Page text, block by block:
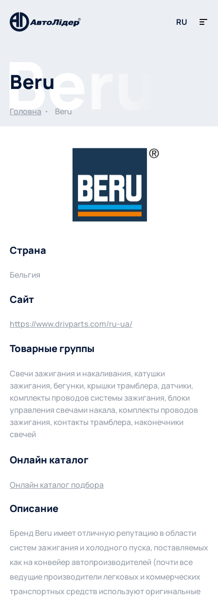
RU
Beru
Головна Beru
Страна
Бельгия
Сайт
https://www.drivparts.com/ru-ua/
Товарные группы
Свечи зажигания и накаливания, катушки
зажигания, бегунки, крышки трамблера, датчики,
комплекты проводов системы зажигания, блоки
управления свечами накала, комплекты проводов
зажигания, контакты трамблера, наконечники
свечей
Онлайн каталог
Онлайн каталог подбора
Описание
Бренд Beru имеет отличную репутацию в области
систем зажигания и холодного пуска, поставляемых
как на конвейер автопроизводителей (почти все
ведущие производители легковых и коммерческих
транспортных средств используют оригинальные